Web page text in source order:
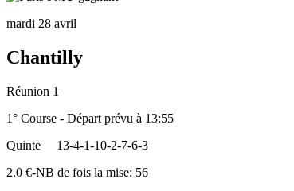
mardi 28 avril
Chantilly
Réunion 1
1° Course - Départ prévu à 13:55
Quinte
13-4-1-10-2-7-6-3
2.0 €-NB de fois la mise: 56